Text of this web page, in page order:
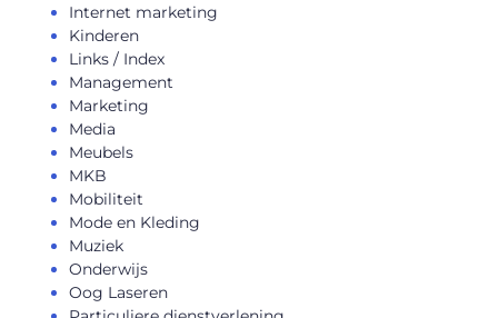
Internet marketing
Kinderen
Links / Index
Management
Marketing
Media
Meubels
MKB
Mobiliteit
Mode en Kleding
Muziek
Onderwijs
Oog Laseren